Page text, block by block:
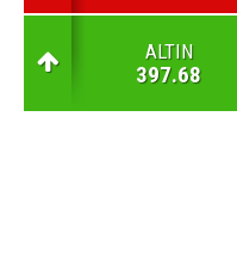
ALTIN
397.68